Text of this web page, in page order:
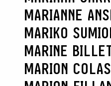
MARIANNE
MARIKO
MARINE
MARION